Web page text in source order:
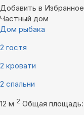
Добавить в Избранное
Частный дом
Дом рыбака
2 гостя
2 кровати
2 спальни
12 м 2 Общая площадь: